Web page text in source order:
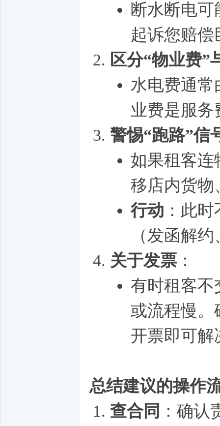
断水断电
起诉您赔偿
区分“物业费”
水电费通常
业费是服务
警惕“跑路”信
如果租客连
移店内货物
行动 ：此
（发函解
关于发票 ：
有时租客不
或流程慢。
开票即可解
总结建议的操作
查合同 ：确认